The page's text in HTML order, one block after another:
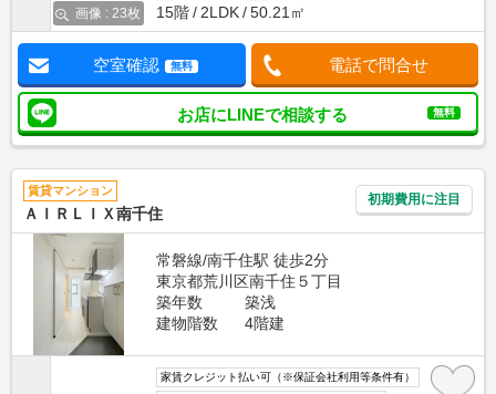
画像 : 23枚
15階
2LDK 50.21㎡
空室確認 無料 電話で問合せ
お店にLINEで相談する 無料
賃貸マンション
ＡＩＲＬＩＸ南千住
初期費用に注目
常磐線/南千住駅 徒歩2分
東京都荒川区南千住５丁目
築年数
築浅
建物階数
4階建
家賃クレジット払い可（※保証会社利用等条件有）